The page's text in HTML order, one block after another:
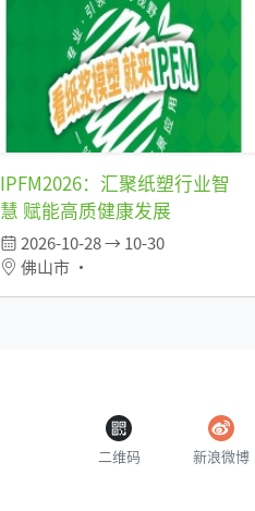
IPFM2026：汇聚纸塑行业智
慧 赋能高质健康发展
2026-10-28 → 10-30
佛山市 •
二维码 新浪微博